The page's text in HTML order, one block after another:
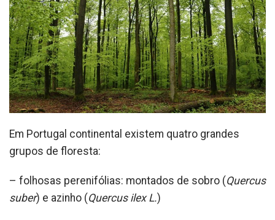
Em Portugal continental existem quatro grandes
grupos de floresta:
– folhosas perenifólias: montados de sobro (Quercus
suber) e azinho (Quercus ilex L.)